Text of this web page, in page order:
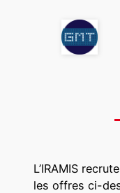
L’IRAMIS
les offres ci-